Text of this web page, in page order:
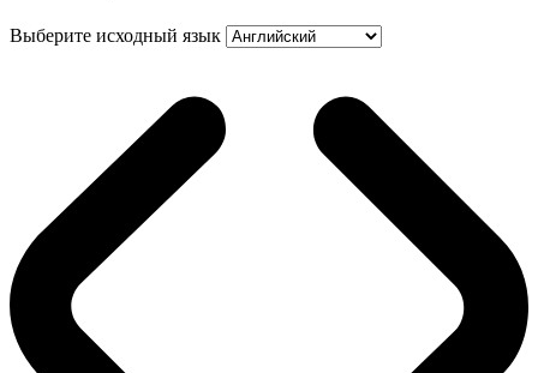
Выберите исходный язык